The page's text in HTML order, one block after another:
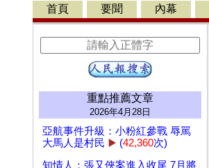
首頁 要聞 內幕
重點推薦文章
2026年4月28日
亞航事件升級：小粉紅參戰 辱駡
大馬人是村民 ▶️ (42,360次)
知情人：張又俠案進入收尾 7月將